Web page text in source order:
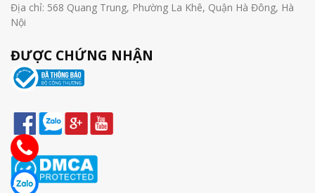
Địa chỉ: 568 Quang Trung, Phường La Khê, Quận Hà Đông, Hà
Nội
ĐƯỢC CHỨNG NHẬN